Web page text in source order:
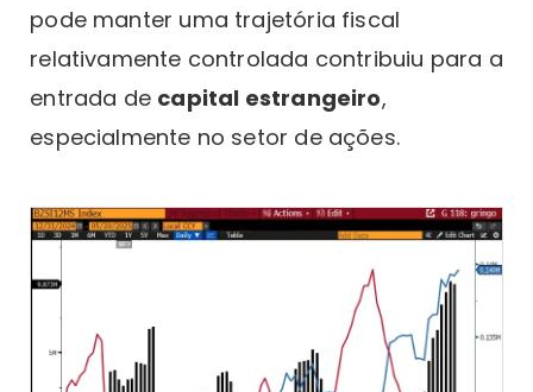
pode manter uma trajetória fiscal
relativamente controlada contribuiu para a
entrada de capital estrangeiro,
especialmente no setor de ações.